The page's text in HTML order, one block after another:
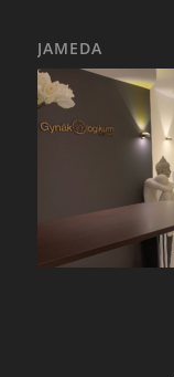
JAMEDA